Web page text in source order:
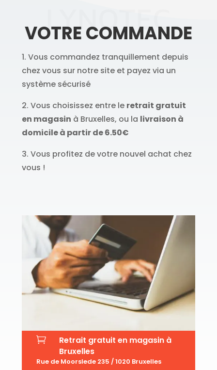
LYNOTEC
VOTRE COMMANDE
1. Vous commandez tranquillement depuis
chez vous sur notre site et payez via un
système sécurisé
2. Vous choisissez entre le retrait gratuit
en magasin à Bruxelles, ou la livraison à
domicile à partir de 6.50€
3. Vous profitez de votre nouvel achat chez
vous !

Retrait gratuit en magasin à
Bruxelles
Rue de Moorslede 235 / 1020 Bruxelles